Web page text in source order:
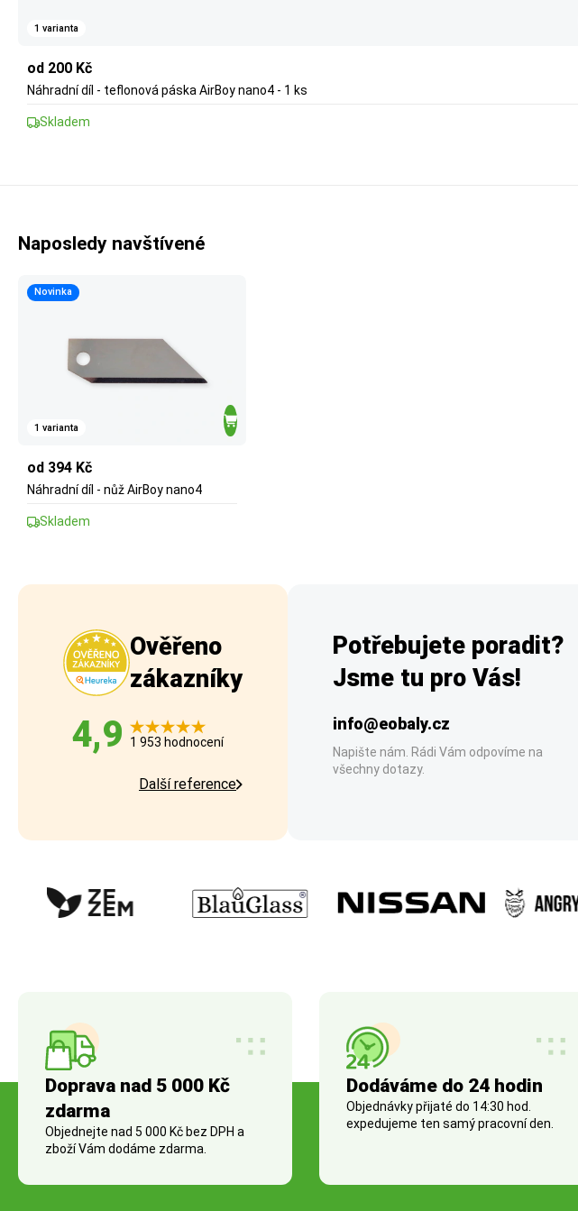
1 varianta
od 200 Kč
Náhradní díl - teflonová páska AirBoy nano4 - 1 ks
Skladem
Naposledy navštívené
Novinka
1 varianta
od 394 Kč
Náhradní díl - nůž AirBoy nano4
Skladem
Ověřeno
zákazníky
4,9 1 953 hodnocení
Další reference
Potřebujete poradit?
Jsme tu pro Vás!
info@eobaly.cz
Napište nám. Rádi Vám odpovíme na
všechny dotazy.
Doprava nad 5 000 Kč
zdarma
Objednejte nad 5 000 Kč bez DPH a
zboží Vám dodáme zdarma.
Dodáváme do 24 hodin
Objednávky přijaté do 14:30 hod.
expedujeme ten samý pracovní den.